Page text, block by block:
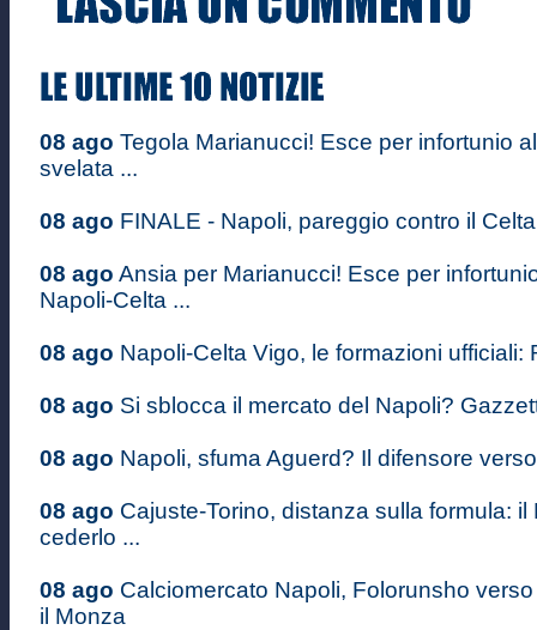
08 ago Tegola Marianucci! Esce per infortunio
svelata ...
08 ago FINALE - Napoli, pareggio contro il
08 ago Ansia per Marianucci! Esce per
Napoli-Celta ...
08 ago Napoli-Celta Vigo, le formazioni ufficiali:
08 ago Si sblocca il mercato del Napoli?
08 ago Napoli, sfuma Aguerd? Il difensore
08 ago Cajuste-Torino, distanza sulla formula: il
cederlo ...
08 ago Calciomercato Napoli, Folorunsho
il Monza